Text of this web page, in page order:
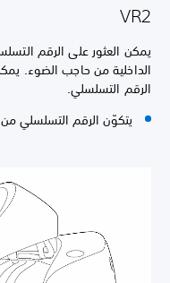
VR2
الرقم التسلسلي.
يتكوّن الرقم التسلسلي من 17 حرفًا أبجديًا رقميًا.